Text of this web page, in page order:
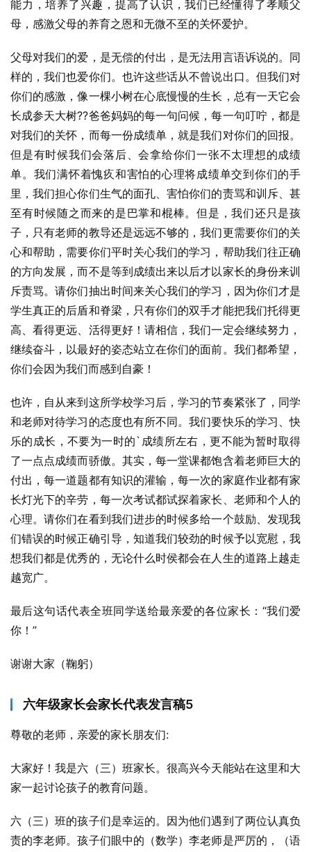
能力，培养了兴趣，提高了认识，我们已经懂得了孝顺父
母，感激父母的养育之恩和无微不至的关怀爱护。
父母对我们的爱，是无偿的付出，是无法用言语诉说的。同
样的，我们也爱你们。也许这些话从不曾说出口。但我们对
你们的感激，像一棵小树在心底慢慢的生长，总有一天它会
长成参天大树??爸爸妈妈的每一句问候，每一句叮咛，都是
对我们的关怀，而每一份成绩单，就是我们对你们的回报。
但是有时候我们会落后、会拿给你们一张不太理想的成绩
单。我们满怀着愧疚和害怕的心理将成绩单交到你们的手
里，我们担心你们生气的面孔、害怕你们的责骂和训斥、甚
至有时候随之而来的是巴掌和棍棒。但是，我们还只是孩
子，只有老师的教导还是远远不够的，我们更需要你们的关
心和帮助，需要你们平时关心我们的学习，帮助我们往正确
的方向发展，而不是等到成绩出来以后才以家长的身份来训
斥责骂。请你们抽出时间来关心我们的学习，因为你们才是
学生真正的后盾和脊梁，只有你们的双手才能把我们托得更
高、看得更远、活得更好！请相信，我们一定会继续努力，
继续奋斗，以最好的姿态站立在你们的面前。我们都希望，
你们会因为我们而感到自豪！
也许，自从来到这所学校学习后，学习的节奏紧张了，同学
和老师对待学习的态度也有所不同。我们要快乐的学习、快
乐的成长，不要为一时的`成绩所左右，更不能为暂时取得
了一点点成绩而骄傲。其实，每一堂课都饱含着老师巨大的
付出，每一道题都有知识的灌输，每一次的家庭作业都有家
长灯光下的辛劳，每一次考试都试探着家长、老师和个人的
心理。请你们在看到我们进步的时候多给一个鼓励、发现我
们错误的时候正确引导，知道我们较劲的时候予以宽慰，我
想我们都是优秀的，无论什么时侯都会在人生的道路上越走
越宽广。
最后这句话代表全班同学送给最亲爱的各位家长：“我们爱
你！”
谢谢大家（鞠躬）
六年级家长会家长代表发言稿5
尊敬的老师，亲爱的家长朋友们:
大家好！我是六（三）班家长。很高兴今天能站在这里和大
家一起讨论孩子的教育问题。
六（三）班的孩子们是幸运的。因为他们遇到了两位认真负
责的李老师。孩子们眼中的（数学）李老师是严厉的，（语